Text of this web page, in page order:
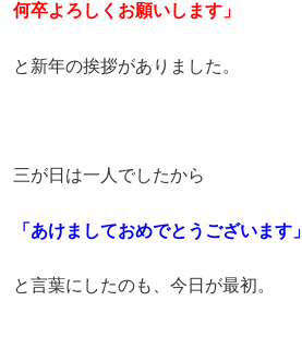
何卒よろしくお願いします」
と新年の挨拶がありました。
三が日は一人でしたから
「あけましておめでとうございます」
と言葉にしたのも、今日が最初。